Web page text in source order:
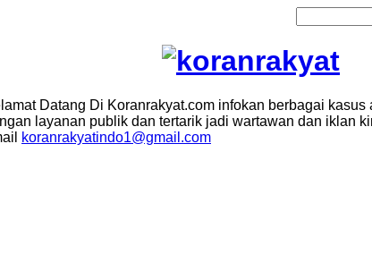
Datang Di Koranrakyat.com infokan berbagai
layanan publik dan tertarik jadi wartawan dan iklan
koranrakyatindo1@gmail.com